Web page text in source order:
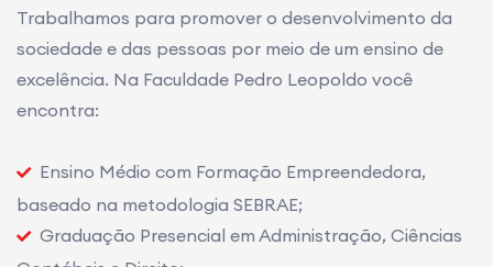
Trabalhamos para promover o desenvolvimento da
sociedade e das pessoas por meio de um ensino de
excelência. Na Faculdade Pedro Leopoldo você
encontra:
Ensino Médio com Formação Empreendedora,
baseado na metodologia SEBRAE;
Graduação Presencial em Administração, Ciências